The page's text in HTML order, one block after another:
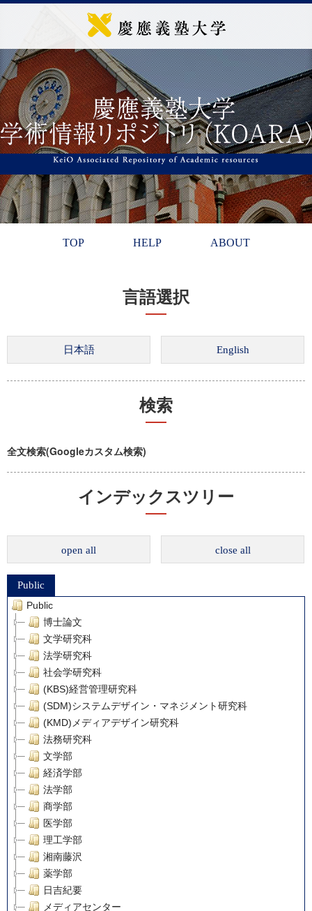
TOP HELP ABOUT
言語選択
検索
全文検索(Googleカスタム検索)
インデックスツリー
open all close all
Public
Public
博士論文
文学研究科
法学研究科
社会学研究科
(KBS)経営管理研究科
(SDM)システムデザイン・マネジメント研究科
(KMD)メディアデザイン研究科
法務研究科
文学部
経済学部
法学部
商学部
医学部
理工学部
湘南藤沢
薬学部
日吉紀要
メディアセンター